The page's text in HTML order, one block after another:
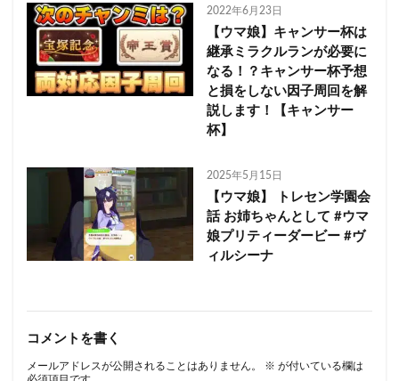
2022年6月23日
【ウマ娘】キャンサー杯は
継承ミラクルランが必要に
なる！？キャンサー杯予想
と損をしない因子周回を解
説します！【キャンサー
杯】
2025年5月15日
【ウマ娘】 トレセン学園会
話 お姉ちゃんとして #ウマ
娘プリティーダービー #ヴ
ィルシーナ
コメントを書く
メールアドレスが公開されることはありません。 ※ が付いている欄は